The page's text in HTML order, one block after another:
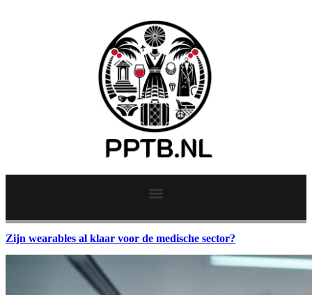
Zijn wearables al klaar voor de medische sector?